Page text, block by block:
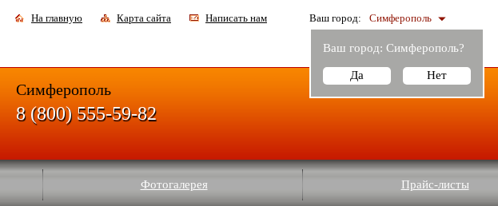
На главную Карта сайта Написать нам Ваш город: Симферополь
Ваш город: Симферополь?
Да Нет
Фотогалерея Прайс-листы
Симферополь
8 (800) 555-59-82